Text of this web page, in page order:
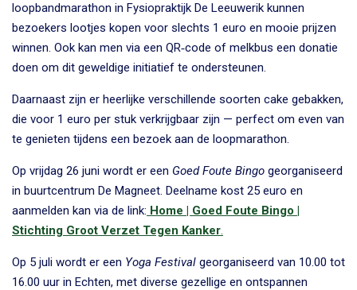
loopbandmarathon in Fysiopraktijk De Leeuwerik kunnen
bezoekers lootjes kopen voor slechts 1 euro en mooie prijzen
winnen. Ook kan men via een QR‑code of melkbus een donatie
doen om dit geweldige initiatief te ondersteunen.
Daarnaast zijn er heerlijke verschillende soorten cake gebakken,
die voor 1 euro per stuk verkrijgbaar zijn — perfect om even van
te genieten tijdens een bezoek aan de loopmarathon.
Op vrijdag 26 juni wordt er een Goed Foute Bingo georganiseerd
in buurtcentrum De Magneet. Deelname kost 25 euro en
aanmelden kan via de link: Home | Goed Foute Bingo |
Stichting Groot Verzet Tegen Kanker.
Op 5 juli wordt er een Yoga Festival georganiseerd van 10.00 tot
16.00 uur in Echten, met diverse gezellige en ontspannen